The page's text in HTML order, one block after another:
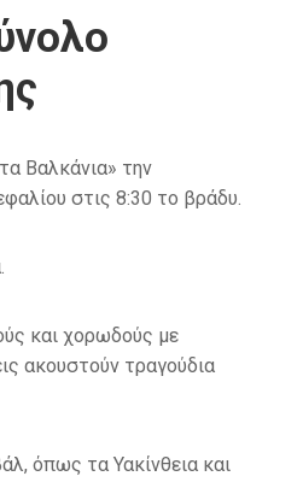
Βαλκάνια» την
στις 8:30 το βράδυ.
και χορωδούς με
ακουστούν τραγούδια
όπως τα Υακίνθεια και